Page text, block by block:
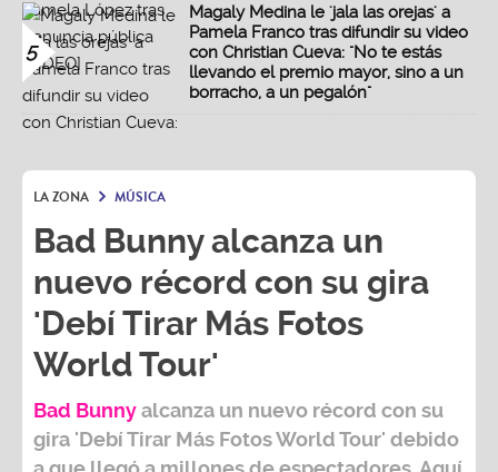
5
Magaly Medina le 'jala las orejas' a
Pamela Franco tras difundir su video
con Christian Cueva: "No te estás
llevando el premio mayor, sino a un
borracho, a un pegalón"
LA ZONA MÚSICA
Bad Bunny alcanza un
nuevo récord con su gira
'Debí Tirar Más Fotos
World Tour'
Bad Bunnyalcanza un nuevo récord con su
gira 'Debí Tirar Más Fotos World Tour' debido